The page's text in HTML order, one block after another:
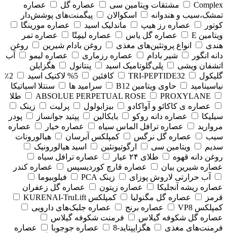
Complex
مشتقات ویتامین سی عصاره گل
عصاره
تمشک،سیب و هندوانه
اسکوالان
پیگمنت‌های پوشش‌دار
کوتور
عصاره رز هیپ ماندلیک اسید
عصاره مورینگا
ویتامین E
عصاره گل یاس عصاره لیمِتّا
عصاره تمر
هندی
انواع پروتئین‌های مغذی روغن بادام شیرین
روغن
دانه انگور
شیر بادام عصاره رزماری عصاره لیمو
آب
اتشفان ویشی
پلی‌گلوتامیک اسید پنتانول
هگزایلن
گلیکول
TRI-PEPTIDE32 کافئین 5% لاکتیک اسید
2٪
نیاسینامید
حاوی ویتامین B12 سرامید ها
سنتلا اسیاتیکا
ABSOLUE PERPETUAL ROSE
PROXYLANE
طلا
عصاره ی کاکائو و آواکادو
بیزابولول پرلیت
زینک
سیلیکا
عصاره دانه روکو بایکالین پپتید جوانساز
پودر
مروارید
عصاره ترافل الماس سیاه عصاره خیار
عصاره
سیب
عصاره گل نرگس کمپلکس آبرسان
هیالورونات
سدیم
ویتامین سی ارگوتیونئین
اسید هیالورونیک
روغن دانه قهوه
طلای ۲۴ عیار
عصاره ترافل سیاه
عصاره شیرین بیان
عصاره قارچ کوردیسپس
عصاره کندر
آب حرارتی لاروش پوزای
زینک PCA
فیلوبیوما
عصاره ریشه آنجلیکا
عصاره زیتون
عصاره گل زعفران
قرمز
عصاره گل مگنولیا
کمپلکس KURENAI-TruLift
کمپلکس VP8
عصاره برنج
عصاره جلبک‌های دارویی
عصاره گل شکوفه گیلاس
فرمنت شکوفه گیلاس
فرمنت‌های مغذی
هگزاپپتاید-8 عصاره جوجوبا
عصاره